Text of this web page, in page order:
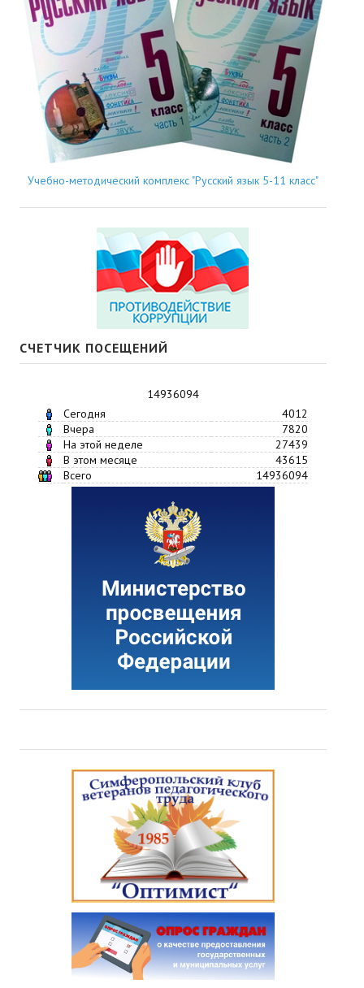
Учебно-методический комплекс "Русский язык 5-11 класс"
СЧЕТЧИК ПОСЕЩЕНИЙ
14936094
Сегодня
4012
Вчера
7820
На этой неделе
27439
В этом месяце
43615
Всего
14936094